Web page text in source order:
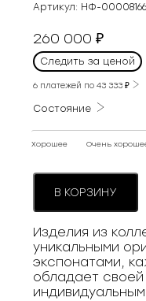
Артикул: НФ-00008166
260 000₽
Следить за ценой
6 платежей по43 333₽
Состояние
Хорошее Очень
В КОРЗИНУ
Изделия из
уникальными
экспонатами,
обладает